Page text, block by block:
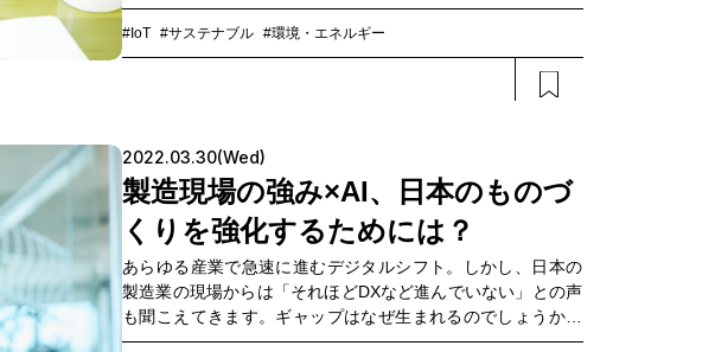
に、さまざまな企業がオープンに情報交換をし合い、Smart
World実現のタネを探す機会を提供します。2022年1月から2
月にかけてオンラインで開催したのは、欧州が構想を進める
#IoT #サステナブル #環境・エネルギー
2022.03.30(Wed)
製造現場の強み×AI、日本のものづ
くりを強化するためには？
あらゆる産業で急速に進むデジタルシフト。しかし、日本の
製造業の現場からは「それほどDXなど進んでいない」との声
も聞こえてきます。ギャップはなぜ生まれるのでしょうか？
DXで製造業をつなぐプラットフォームづくりを進めるIVI理事